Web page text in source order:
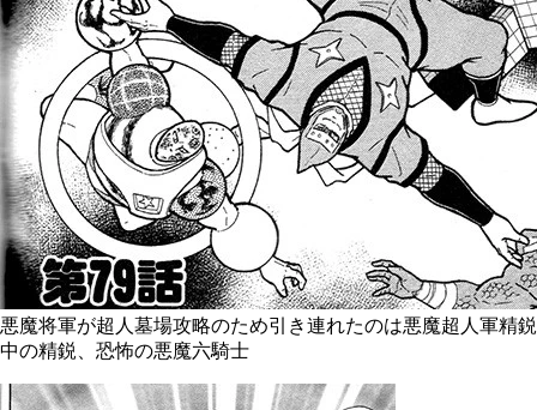
悪魔将軍が超人墓場攻略のため引き連れたのは悪魔超人軍精鋭
中の精鋭、恐怖の悪魔六騎士